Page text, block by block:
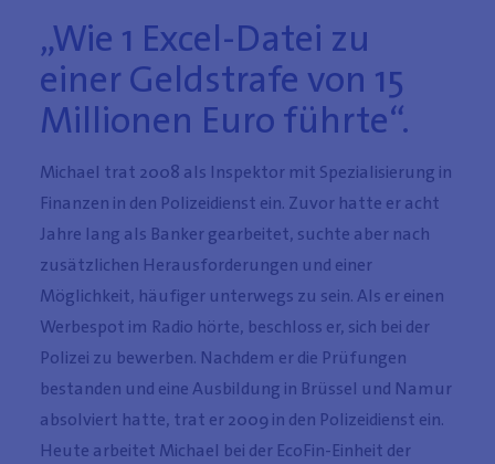
„Wie 1 Excel-Datei zu
einer Geldstrafe von 15
Millionen Euro führte“.
Michael trat 2008 als Inspektor mit Spezialisierung in
Finanzen in den Polizeidienst ein. Zuvor hatte er acht
Jahre lang als Banker gearbeitet, suchte aber nach
zusätzlichen Herausforderungen und einer
Möglichkeit, häufiger unterwegs zu sein. Als er einen
Werbespot im Radio hörte, beschloss er, sich bei der
Polizei zu bewerben. Nachdem er die Prüfungen
bestanden und eine Ausbildung in Brüssel und Namur
absolviert hatte, trat er 2009 in den Polizeidienst ein.
Heute arbeitet Michael bei der EcoFin-Einheit der